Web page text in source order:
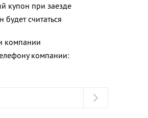
купон при заезде
считаться
компании
компании: